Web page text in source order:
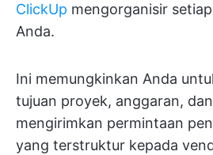
ClickUp mengorganisir
Anda.
Ini memungkinkan Anda
tujuan proyek, anggaran,
mengirimkan permintaan
yang terstruktur kepada